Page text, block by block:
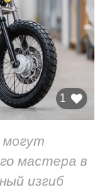
1
мастера в
изгиб